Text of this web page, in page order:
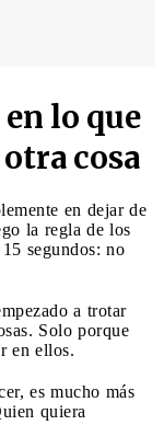
lo que
cosa
en dejar de
la regla de los
segundos: no
a trotar
Solo porque
en ellos.
es mucho más
quiera